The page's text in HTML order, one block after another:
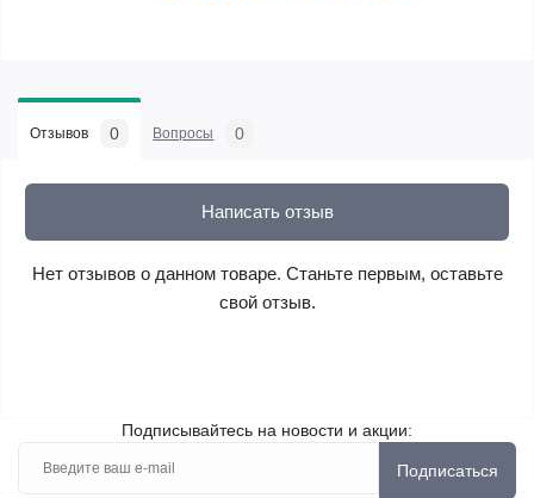
Отзывов 0 Вопросы 0
Написать отзыв
Нет отзывов о данном товаре. Станьте первым, оставьте
свой отзыв.
Подписывайтесь на новости и акции:
Подписаться